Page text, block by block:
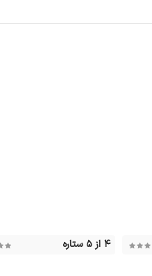
۴ از ۵ ستاره